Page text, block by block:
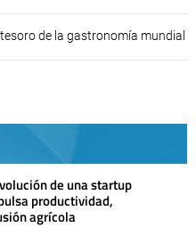
de la gastronomía mundial
de una startup
productividad,
agrícola